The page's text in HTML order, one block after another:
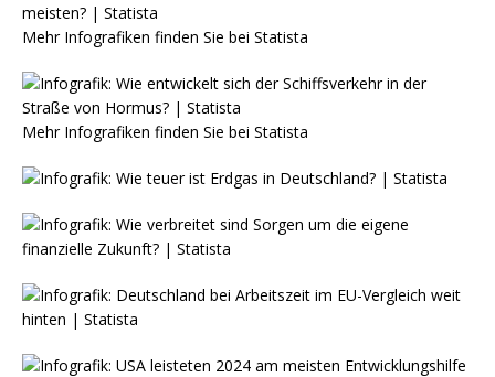
Mehr Infografiken finden Sie bei Statista
Mehr Infografiken finden Sie bei Statista